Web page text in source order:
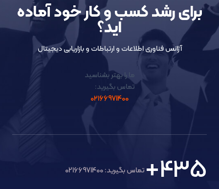
برای رشد کسب و کار خود آماده
اید؟
آژانس فناوری اطلاعات و ارتباطات و بازاریابی دیجیتال
ما را بهتر بشناسید
تماس بگیرید:
۰۲۱66971400
435
+ تماس بگیرید: 02166971400